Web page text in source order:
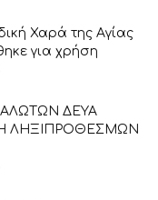
Χαρά της Αγίας
για χρήση
ΔΕΥΑ
ΛΗΞΙΠΡΟΘΕΣΜΩΝ